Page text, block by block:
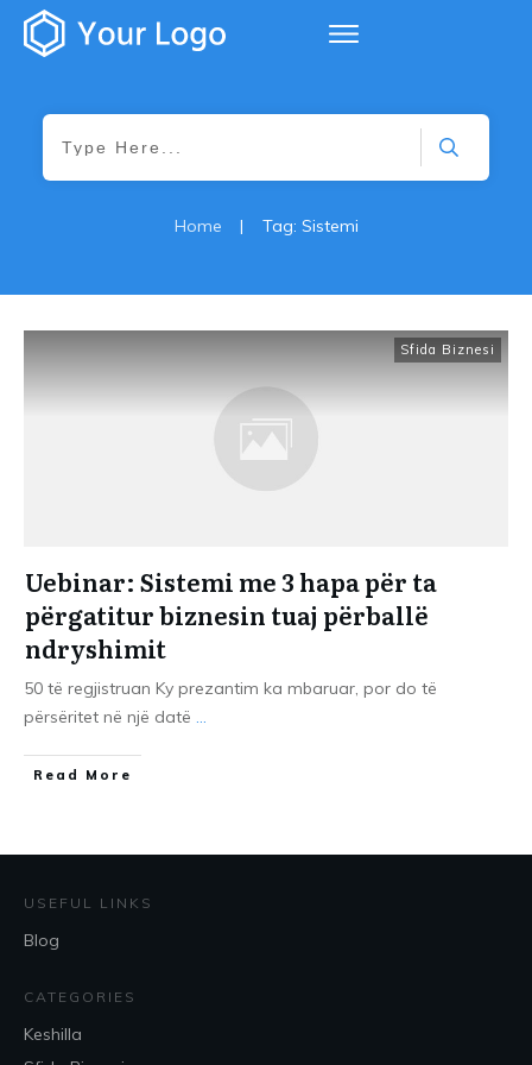
Home | Tag: Sistemi
Sfida Biznesi
Uebinar: Sistemi me 3 hapa për ta
përgatitur biznesin tuaj përballë
ndryshimit
50 të regjistruan Ky prezantim ka mbaruar, por do të
përsëritet në një datë ...
​Read More
USEFUL LINKS
Blog
CATEGORIES
Keshilla